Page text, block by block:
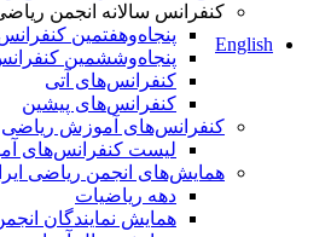
English
کنفرانس‌ سالانه انجمن
پنجاه‌و‌هفتمین
پنجاه‌و‌ششمین
کنفرانس‌های آتی
کنفرانس‎‌های پیشین
کنفرانس‌های آموزش ریاضی
لیست کنفرانس‌های
همایش‌های انجمن ریاضی
دهه ریاضیات
همایش نمایندگان